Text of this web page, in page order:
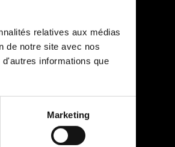
relatives aux médias
de notre site avec nos
informations que
Marketing